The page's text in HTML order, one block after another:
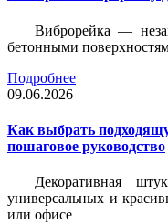
Виброрейка —
бетонными
Подробнее
09.06.2026
Как выбрать
пошаговое руководство
Декоративная
универсальных и
или офисе